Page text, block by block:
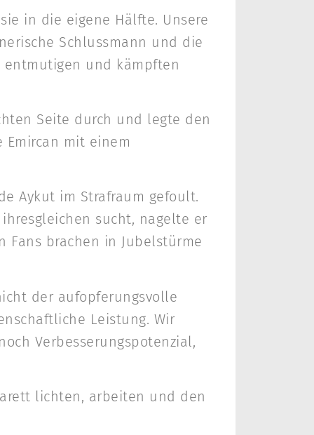
in die eigene Hälfte. Unsere
Schlussmann und die
und kämpften
Seite durch und legte den
mit einem
Aykut im Strafraum gefoult.
sucht, nagelte er
Fans brachen in Jubelstürme
der aufopferungsvolle
Leistung. Wir
Verbesserungspotenzial,
lichten, arbeiten und den